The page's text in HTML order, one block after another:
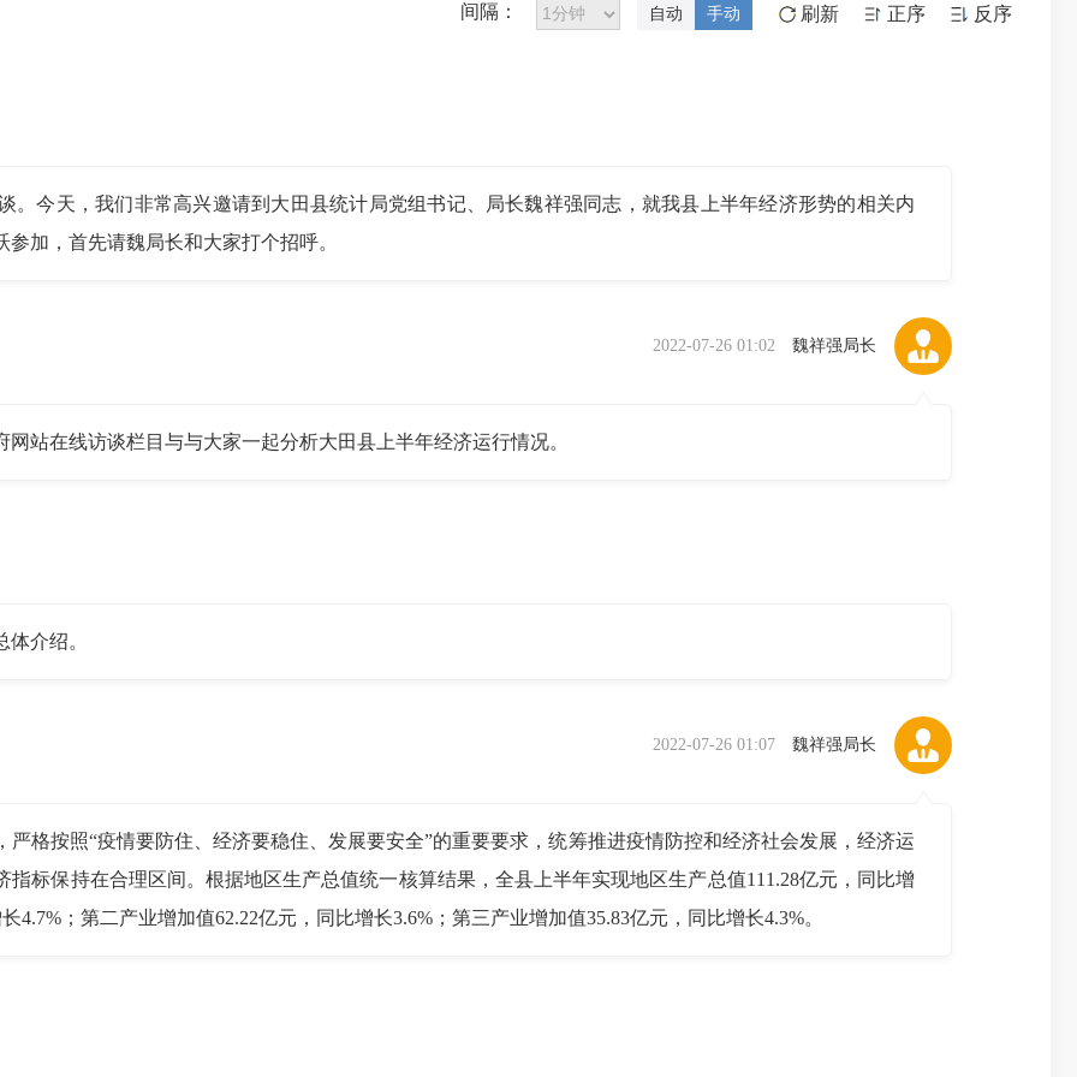
间隔： 自动 手动 刷新 正序 反序
天，我们非常高兴邀请到大田县统计局党组书记、局长魏祥强同志，就我县上半年经济形势的相关内
加，首先请魏局长和大家打个招呼。
2022-07-26 01:02 魏祥强局长
在线访谈栏目与与大家一起分析大田县上半年经济运行情况。
介绍。
2022-07-26 01:07 魏祥强局长
按照“疫情要防住、经济要稳住、发展要安全”的重要要求，统筹推进疫情防控和经济社会发展，经济运
标保持在合理区间。根据地区生产总值统一核算结果，全县上半年实现地区生产总值111.28亿元，同比增
4.7%；第二产业增加值62.22亿元，同比增长3.6%；第三产业增加值35.83亿元，同比增长4.3%。